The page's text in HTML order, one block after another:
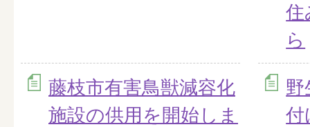
住
ら
藤枝市有害鳥獣減容化
施設の供用を開始しま
野
付